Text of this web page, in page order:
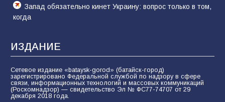
Запад обязательно кинет Украину: вопрос только в том,
когда
ИЗДАНИЕ
Сетевое издание «bataysk-gorod» (батайск-город)
зарегистрировано Федеральной службой по надзору в сфере
связи, информационных технологий и массовых коммуникаций
(Роскомнадзор) — свидетельство Эл № ФС77-74707 от 29
декабря 2018 года.